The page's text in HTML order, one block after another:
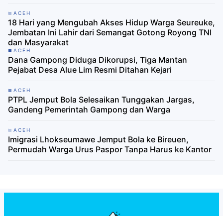
ACEH
18 Hari yang Mengubah Akses Hidup Warga Seureuke,
Jembatan Ini Lahir dari Semangat Gotong Royong TNI
dan Masyarakat
ACEH
Dana Gampong Diduga Dikorupsi, Tiga Mantan
Pejabat Desa Alue Lim Resmi Ditahan Kejari
ACEH
PTPL Jemput Bola Selesaikan Tunggakan Jargas,
Gandeng Pemerintah Gampong dan Warga
ACEH
Imigrasi Lhokseumawe Jemput Bola ke Bireuen,
Permudah Warga Urus Paspor Tanpa Harus ke Kantor